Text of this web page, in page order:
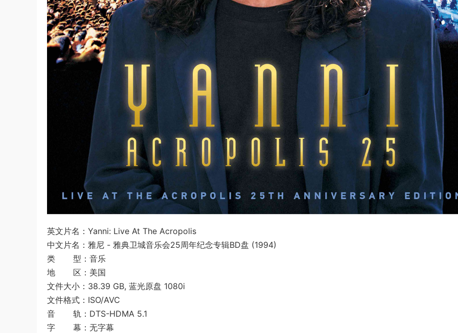
英文片名：Yanni: Live At The Acropolis
中文片名：雅尼 - 雅典卫城音乐会25周年纪念专辑BD盘 (1994)
类 型：音乐
地 区：美国
文件大小：38.39 GB, 蓝光原盘 1080i
文件格式：ISO/AVC
音 轨：DTS-HDMA 5.1
字 幕：无字幕